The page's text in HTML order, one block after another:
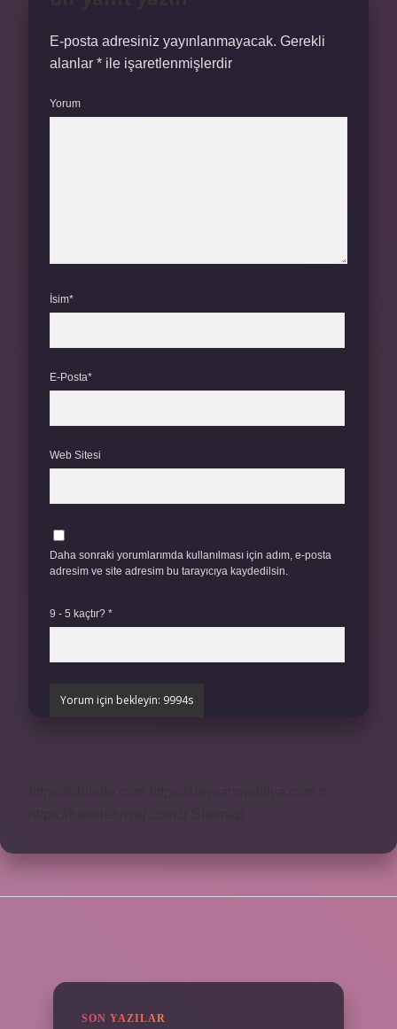
E-posta adresiniz yayınlanmayacak. Gerekli
alanlar * ile işaretlenmişlerdir
Yorum
İsim*
E-Posta*
Web Sitesi
Daha sonraki yorumlarımda kullanılması için adım, e-posta
adresim ve site adresim bu tarayıcıya kaydedilsin.
9 - 5 kaçtır? *
SON YAZILAR